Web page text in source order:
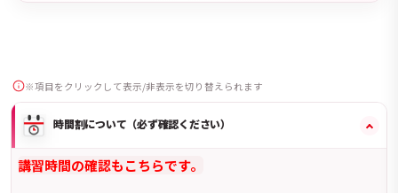
※項目をクリックして表示/非表示を切り替えられます
時間割について（必ず確認ください）
講習時間の確認もこちらです。